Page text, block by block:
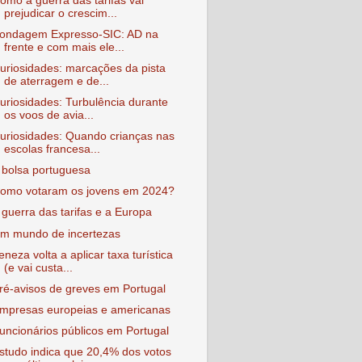
prejudicar o crescim...
Expresso-SIC: AD na
frente e com mais ele...
marcações da pista
de aterragem e de...
Turbulência durante
os voos de avia...
Quando crianças nas
escolas francesa...
bolsa portuguesa
votaram os jovens em 2024?
guerra das tarifas e a Europa
mundo de incertezas
volta a aplicar taxa turística
(e vai custa...
avisos de greves em Portugal
europeias e americanas
públicos em Portugal
indica que 20,4% dos votos